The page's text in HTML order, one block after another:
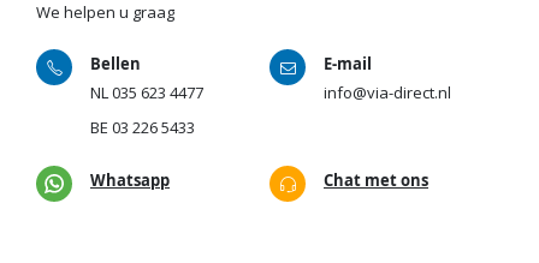
We helpen u graag
Bellen
NL035 623 4477
BE 03 226 5433
E-mail
info@via-direct.nl
Whatsapp Chat met ons